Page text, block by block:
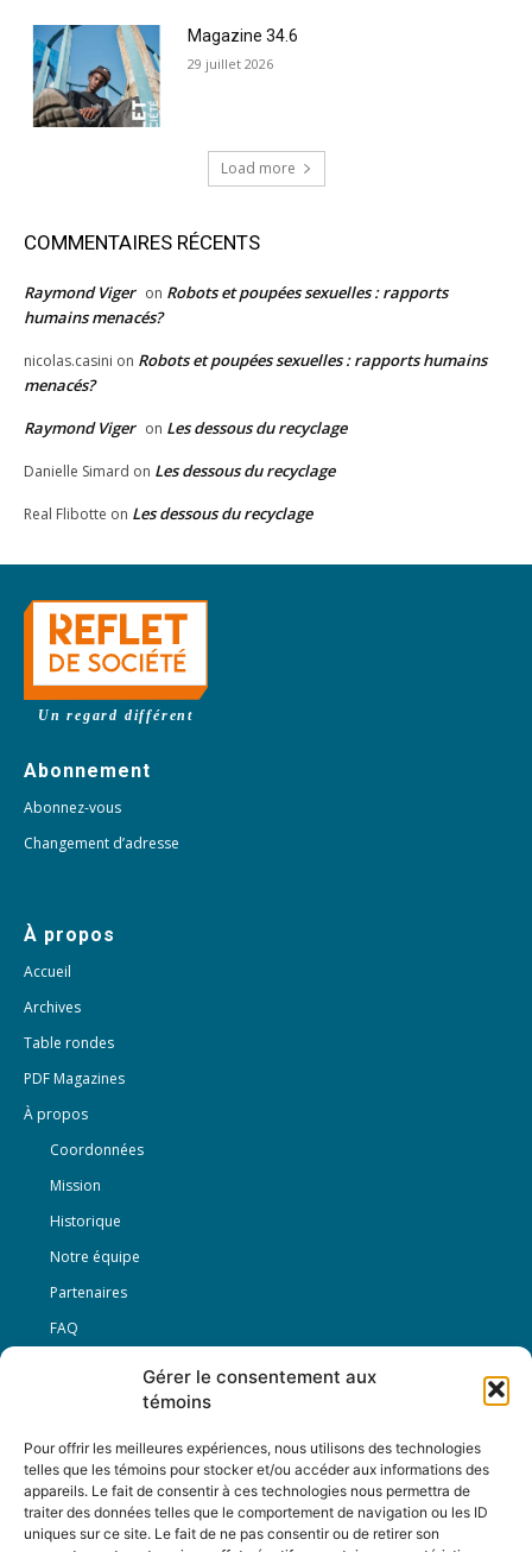
Gérer le consentement aux
témoins
Pour offrir les meilleures expériences, nous utilisons des technologies
telles que les témoins pour stocker et/ou accéder aux informations des
appareils. Le fait de consentir à ces technologies nous permettra de
traiter des données telles que le comportement de navigation ou les ID
uniques sur ce site. Le fait de ne pas consentir ou de retirer son
Magazine 34.6
29 juillet 2026
Load more
COMMENTAIRES RÉCENTS
Raymond Viger on Robots et poupées sexuelles : rapports
humains menacés?
nicolas.casini on Robots et poupées sexuelles : rapports humains
menacés?
Raymond Viger on Les dessous du recyclage
Danielle Simard on Les dessous du recyclage
Real Flibotte on Les dessous du recyclage
Un regard différent
Abonnement
Abonnez-vous
Changement d’adresse
À propos
Accueil
Archives
Table rondes
PDF Magazines
À propos
Coordonnées
Mission
Historique
Notre équipe
Partenaires
FAQ
Conditions générales
Nous Suivre